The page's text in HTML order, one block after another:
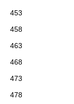
453
458
463
468
473
478